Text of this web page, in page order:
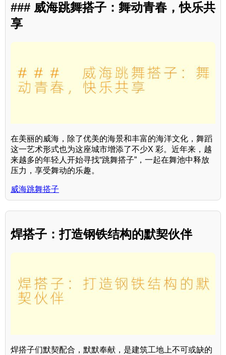
### 威海跳舞搭子：舞动青春，快乐共
享
在美丽的威海，除了优美的海景和丰富的海洋文化，舞蹈
这一艺术形式也为这座城市增添了不少X 彩。近年来，越
来越多的年轻人开始寻找“跳舞搭子”，一起在舞池中释放
压力，享受舞动的乐趣。
威海跳舞搭子
焊搭子：打造钢铁结构的默契伙伴
焊搭子们默契配合，默默奉献，是建筑工地上不可或缺的